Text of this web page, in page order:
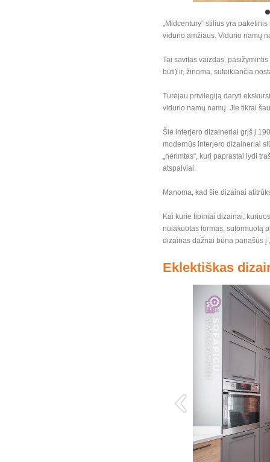
„Midcentury“ stilius yra
vidurio amžiaus. Vidurio namų
Tai savitas vaizdas,
būti) ir, žinoma, suteikiančia
Turėjau privilegiją daryti
vidurio namų namų. Jie tikrai
Šie interjero dizaineriai grįš į
modernūs interjero dizaineriai
„nerimtas“, kurį paprastai lydi
atspalviai.
Manoma, kad šie dizainai
Kai kurie tipiniai dizainai,
nulakuotas formas, suformuotą
dizainas dažnai būna panašūs į
Eklektiškas